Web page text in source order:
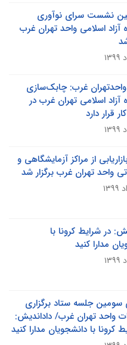
نشست سرای نوآوری
اسلامی واحد تهران غرب
غرب: چابک‌سازی
اسلامی تهران غرب در
دارد
از مراکز آزمایشگاهی و
واحد تهران غرب برگزار شد
در شرایط کرونا با
مدارا کنید
جلسه ستاد برگزاری
واحد تهران غرب/ داداندیش:
با دانشجویان مدارا کنید